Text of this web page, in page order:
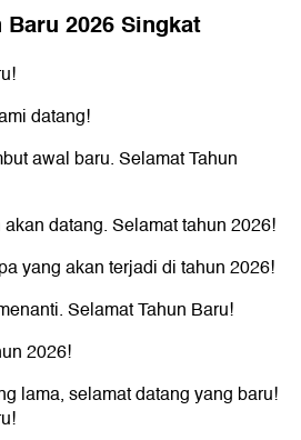
2026 Singkat
datang!
awal baru. Selamat Tahun
datang. Selamat tahun 2026!
yang akan terjadi di tahun 2026!
Selamat Tahun Baru!
2026!
lama, selamat datang yang baru!